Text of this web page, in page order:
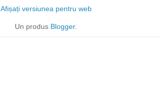
Afișați versiunea pentru web
Un produs Blogger.